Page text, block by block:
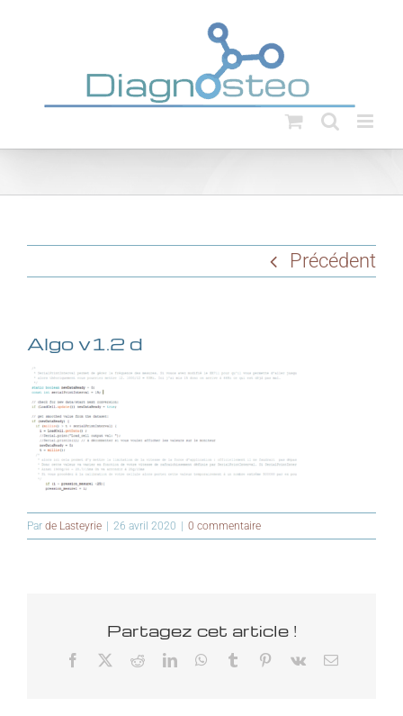
Précédent
Algo v1.2 d
Par de Lasteyrie 26 avril 2020 0 commentaire
Partagez cet article !
Facebook RedditLinkedInWhatsApp
Tumblr Pinterest
Vk Email